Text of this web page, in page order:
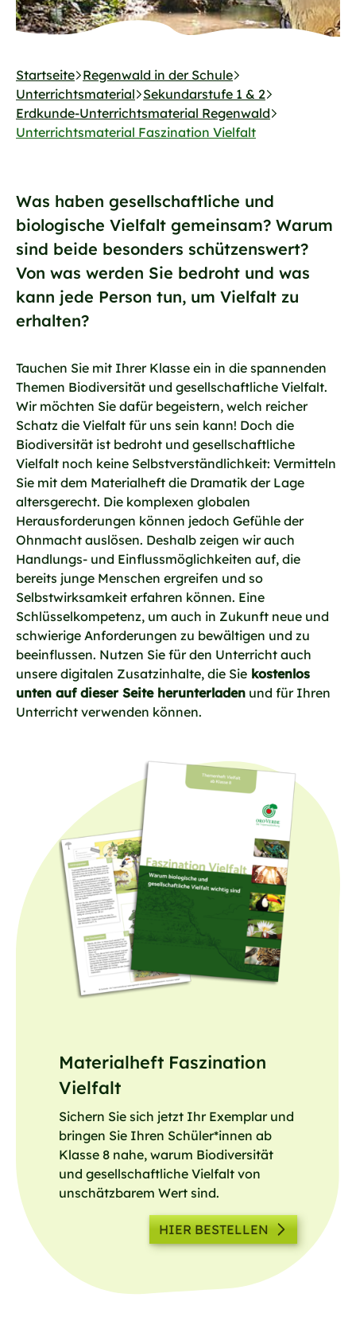
Startseite Regenwald in der Schule
Unterrichtsmaterial Sekundarstufe 1 & 2
Erdkunde-Unterrichtsmaterial Regenwald
Unterrichtsmaterial Faszination Vielfalt
Was haben gesellschaftliche und
biologische Vielfalt gemeinsam? Warum
sind beide besonders schützenswert?
Von was werden Sie bedroht und was
kann jede Person tun, um Vielfalt zu
erhalten?
Tauchen Sie mit Ihrer Klasse ein in die spannenden
Themen Biodiversität und gesellschaftliche Vielfalt.
Wir möchten Sie dafür begeistern, welch reicher
Schatz die Vielfalt für uns sein kann! Doch die
Biodiversität ist bedroht und gesellschaftliche
Vielfalt noch keine Selbstverständlichkeit: Vermitteln
Sie mit dem Materialheft die Dramatik der Lage
altersgerecht. Die komplexen globalen
Herausforderungen können jedoch Gefühle der
Ohnmacht auslösen. Deshalb zeigen wir auch
Handlungs- und Einflussmöglichkeiten auf, die
bereits junge Menschen ergreifen und so
Selbstwirksamkeit erfahren können. Eine
Schlüsselkompetenz, um auch in Zukunft neue und
schwierige Anforderungen zu bewältigen und zu
beeinflussen. Nutzen Sie für den Unterricht auch
unsere digitalen Zusatzinhalte, die Sie kostenlos
unten auf dieser Seite herunterladen und für Ihren
Unterricht verwenden können.
Materialheft Faszination
Vielfalt
Sichern Sie sich jetzt Ihr Exemplar und
bringen Sie Ihren Schüler*innen ab
Klasse 8 nahe, warum Biodiversität
und gesellschaftliche Vielfalt von
unschätzbarem Wert sind.
HIER BESTELLEN